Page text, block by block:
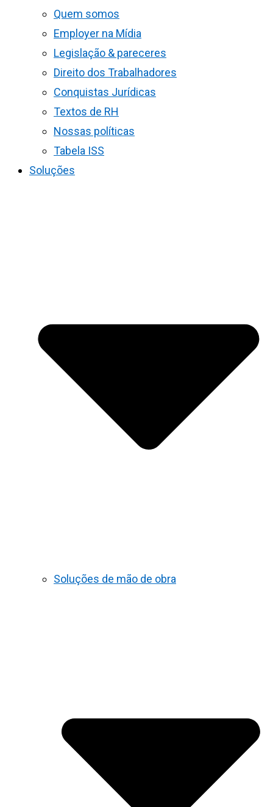
Quem somos
Employer na Mídia
Legislação & pareceres
Direito dos Trabalhadores
Conquistas Jurídicas
Textos de RH
Nossas políticas
Tabela ISS
Soluções
Soluções de mão de obra